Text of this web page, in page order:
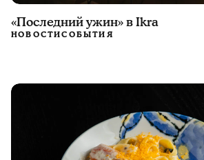
«Последний ужин» в Ikra
НОВОСТИСОБЫТИЯ